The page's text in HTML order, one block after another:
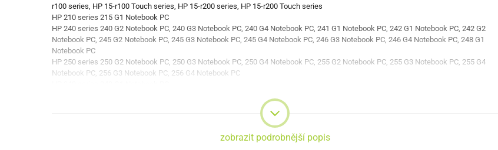
r100 series, HP 15-r100 Touch series, HP 15-r200 series, HP 15-r200 Touch series
HP 210 series 215 G1 Notebook PC
HP 240 series 240 G2 Notebook PC, 240 G3 Notebook PC, 240 G4 Notebook PC, 241 G1 Notebook PC, 242 G1 Notebook PC, 242 G2
Notebook PC, 245 G2 Notebook PC, 245 G3 Notebook PC, 245 G4 Notebook PC, 246 G3 Notebook PC, 246 G4 Notebook PC, 248 G1
Notebook PC
HP 250 series 250 G2 Notebook PC, 250 G3 Notebook PC, 250 G4 Notebook PC, 255 G2 Notebook PC, 255 G3 Notebook PC, 255 G4
Notebook PC, 256 G3 Notebook PC, 256 G4 Notebook PC
zobrazit podrobnější popis